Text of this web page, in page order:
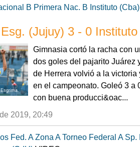
B Primera Nac. B Instituto (Cba)
(Jujuy) 3 - 0
Gimnasia cortó la racha con
dos goles del pajarito Juárez
de Herrera volvió a la
en el campeonato. Goleó 3 a
con buena producci&oac...
2019, 20:49
Fed. A Zona A Torneo Federal A Sp.